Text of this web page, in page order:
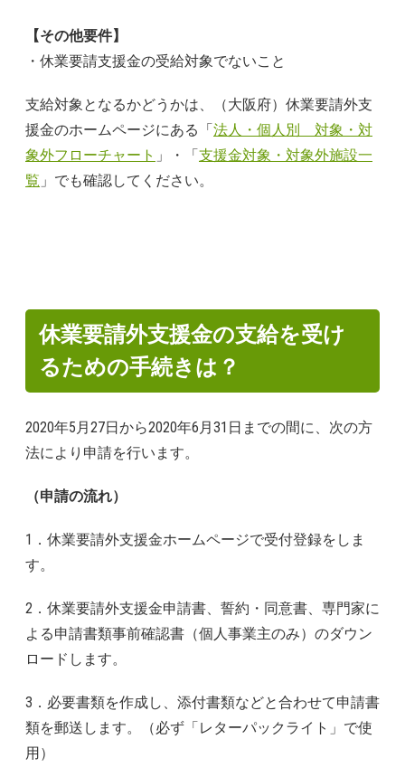
【その他要件】
・休業要請支援金の受給対象でないこと
支給対象となるかどうかは、（大阪府）休業要請外支
援金のホームページにある「 法人・個人別 対象・対
象外フローチャート 」・「 支援金対象・対象外施設一
覧 」でも確認してください。
休業要請外支援金の支給を受け
るための手続きは？
2020年5月27日から2020年6月31日までの間に、次の方
法により申請を行います。
（申請の流れ）
1．休業要請外支援金ホームページで受付登録をしま
す。
2．休業要請外支援金申請書、誓約・同意書、専門家に
よる申請書類事前確認書（個人事業主のみ）のダウン
ロードします。
3．必要書類を作成し、添付書類などと合わせて申請書
類を郵送します。（必ず「レターパックライト」で使
用）